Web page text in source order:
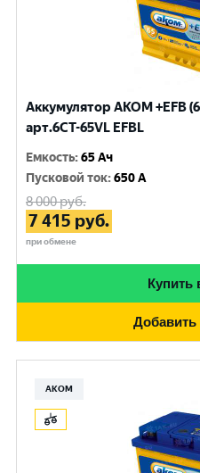
Аккумулятор AKOM +EFB
арт.6СТ-65VL EFBL
Емкость:65 Ач
Пусковой ток:650 A
8 000руб.
7 415 руб.
при обмене
Купить
Добавить
АКОМ